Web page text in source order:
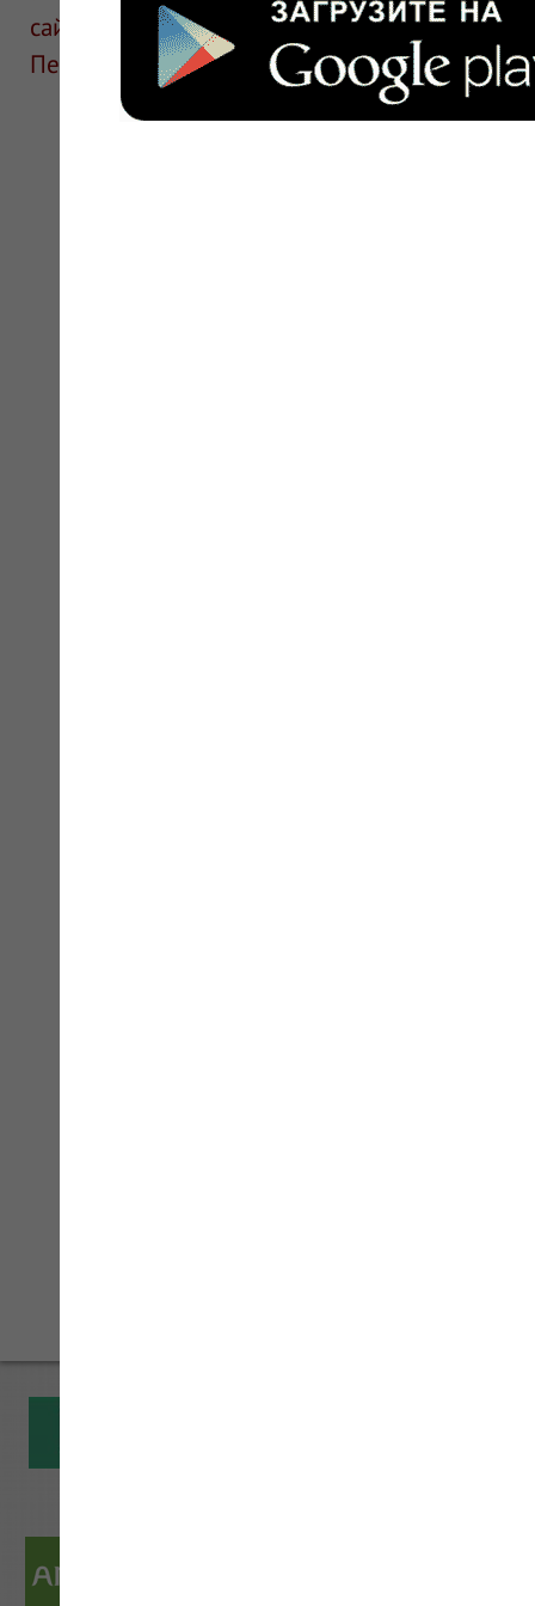
сайте для ознакомления и не является
Перед применением необходима